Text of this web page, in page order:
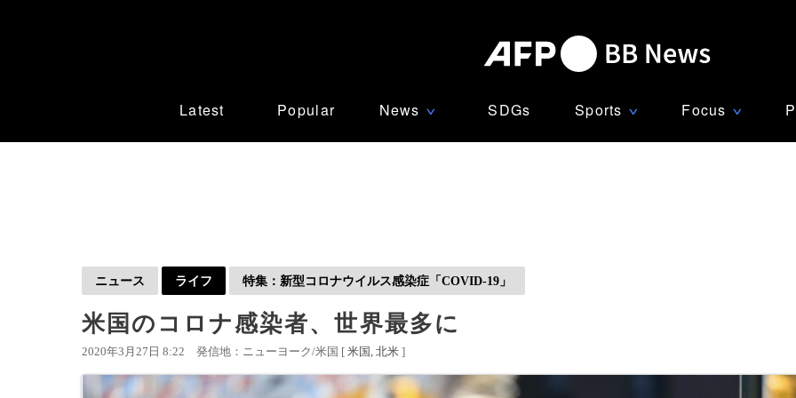
Latest Popular News ∨ SDGs Sports ∨ Focus ∨
ニュース ライフ 特集：新型コロナウイルス感染症「COVID-19」
米国のコロナ感染者、世界最多に
2020年3月27日 8:22 発信地：ニューヨーク/米国 [ 米国 北米 ]